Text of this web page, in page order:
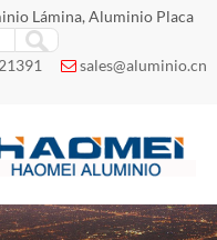
Lámina, Aluminio Placa
 sales@aluminio.cn